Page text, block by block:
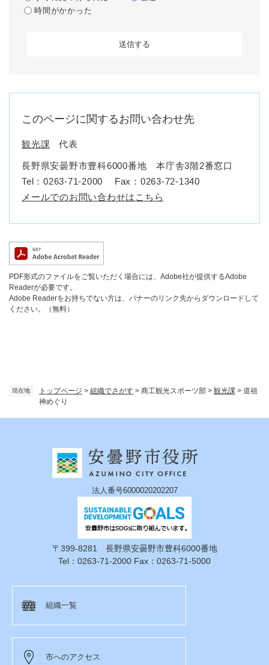
現在地 トップページ > 組織でさがす > 商工観光スポーツ部 > 観光課 > 道祖
神めぐり
時間がかかった
このページに関するお問い合わせ先
観光課 代表
長野県安曇野市豊科6000番地 本庁舎3階2番窓口
Tel：0263-71-2000
Fax：0263-72-1340
メールでのお問い合わせはこちら
PDF形式のファイルをご覧いただく場合には、Adobe社が提供するAdobe
Readerが必要です。
Adobe Readerをお持ちでない方は、バナーのリンク先からダウンロードして
ください。（無料）
法人番号6000020202207
〒399-8281 長野県安曇野市豊科6000番地
Tel：0263-71-2000 Fax：0263-71-5000
組織一覧
市へのアクセス